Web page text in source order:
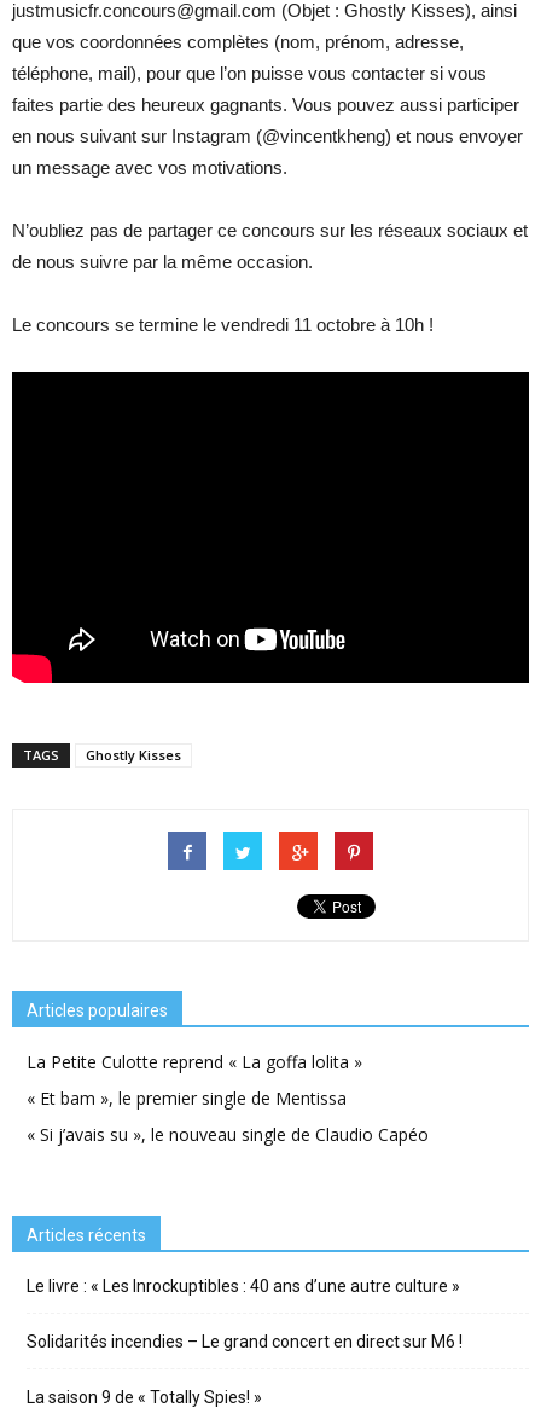
justmusicfr.concours@gmail.com (Objet : Ghostly Kisses), ainsi
que vos coordonnées complètes (nom, prénom, adresse,
téléphone, mail), pour que l’on puisse vous contacter si vous
faites partie des heureux gagnants. Vous pouvez aussi participer
en nous suivant sur Instagram (@vincentkheng) et nous envoyer
un message avec vos motivations.
N’oubliez pas de partager ce concours sur les réseaux sociaux et
de nous suivre par la même occasion.
Le concours se termine le vendredi 11 octobre à 10h !
TAGS Ghostly Kisses
Articles populaires
La Petite Culotte reprend « La goffa lolita »
« Et bam », le premier single de Mentissa
« Si j’avais su », le nouveau single de Claudio Capéo
Articles récents
Le livre : « Les Inrockuptibles : 40 ans d’une autre culture »
Solidarités incendies – Le grand concert en direct sur M6 !
La saison 9 de « Totally Spies! »